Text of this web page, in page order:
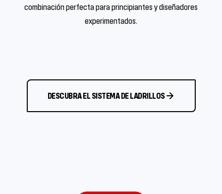
combinación perfecta para principiantes y diseñadores
experimentados.
DESCUBRA EL SISTEMA DE LADRILLOS